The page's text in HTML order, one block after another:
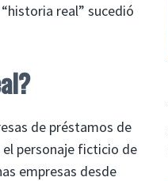
real” sucedió
de préstamos de
el personaje ficticio de
empresas desde